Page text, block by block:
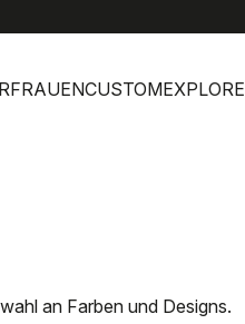
FRAUENCUSTOMEXPLORE
an Farben und Designs.